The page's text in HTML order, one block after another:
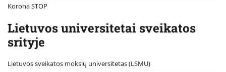
Korona STOP
Lietuvos universitetai sveikatos
srityje
Lietuvos sveikatos mokslų universitetas (LSMU)